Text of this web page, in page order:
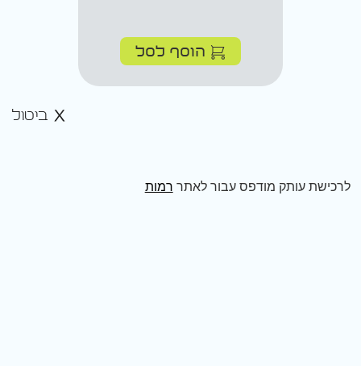
הוסף לסל
ביטול
לרכישת עותק מודפס עבור לאתר רמות